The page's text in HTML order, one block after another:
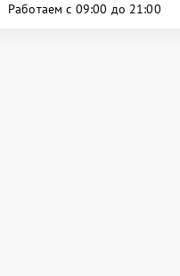
Работаем с 09:00 до 21:00